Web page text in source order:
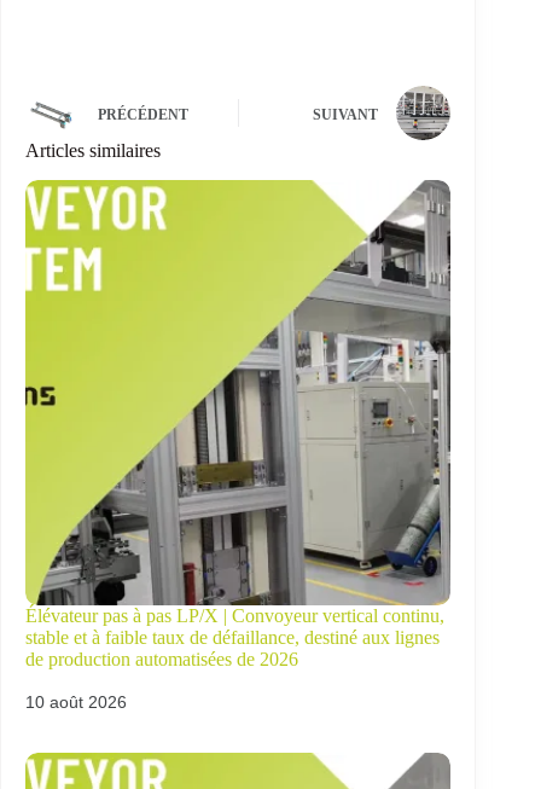
PRÉCÉDENT SUIVANT
Articles similaires
Élévateur pas à pas LP/X | Convoyeur vertical continu,
stable et à faible taux de défaillance, destiné aux lignes
de production automatisées de 2026
10 août 2026